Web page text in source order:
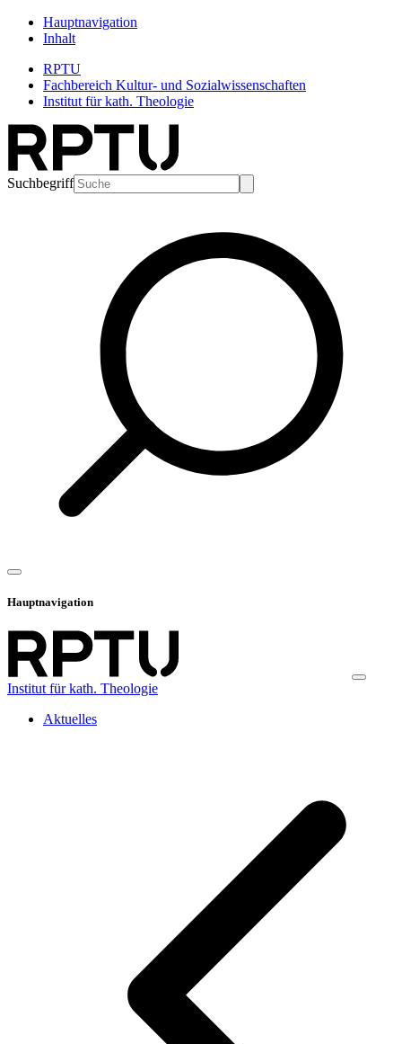
Hauptnavigation
Inhalt
RPTU
Fachbereich Kultur- und Sozialwissenschaften
Institut für kath. Theologie
Suchbegriff
Hauptnavigation
Institut für kath. Theologie
Aktuelles